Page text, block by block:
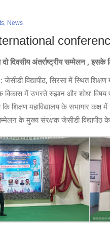
, News
दो दिवसीय अंतर्राष्ट्रीय सम्मेलन , इसके
विद्यापीठ, सिरसा में स्थित
विकास में उभरते रुझान और शोध’
कि शिक्षण महाविद्यालय के सभागार
के मुख्य संरक्षक जेसीडी विद्यापीठ